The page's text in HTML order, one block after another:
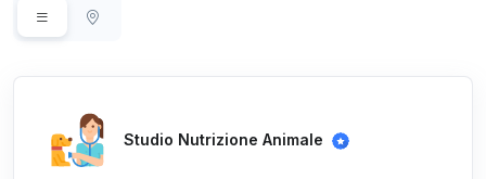
Studio Nutrizione Animale